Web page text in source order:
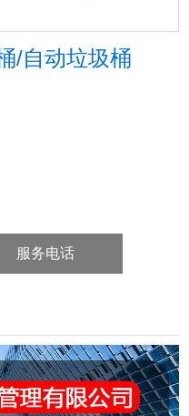
/自动垃圾桶
服务电话